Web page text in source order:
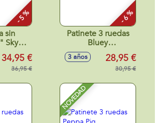
- 5 %
sin
Skye y
34,95 €
36,95 €
- 6 %
Patinete 3 ruedas
Bluey
62x32x55,5cm
3 años 28,95 €
30,95 €
NOVEDAD